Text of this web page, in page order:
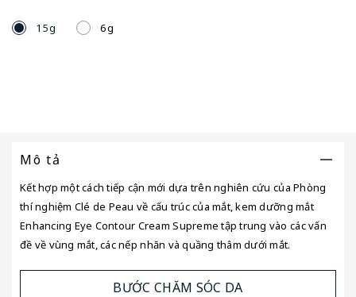
15g 6g
Mô tả
Kết hợp một cách tiếp cận mới dựa trên nghiên cứu của Phòng
thí nghiệm Clé de Peau về cấu trúc của mắt, kem dưỡng mắt
Enhancing Eye Contour Cream Supreme tập trung vào các vấn
đề về vùng mắt, các nếp nhăn và quầng thâm dưới mắt.
BƯỚC CHĂM SÓC DA